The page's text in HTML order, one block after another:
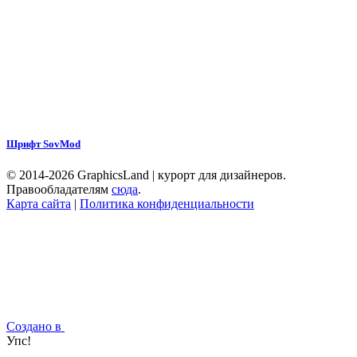
Шрифт SovMod
© 2014-2026 GraphicsLand | курорт для дизайнеров.
Правообладателям сюда.
Карта сайта | Политика конфиденциальности
Создано в
Упс!